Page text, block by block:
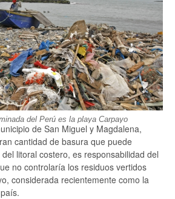
del Perú es la playa Carpayo
de San Miguel y Magdalena,
cantidad de basura que puede
litoral costero, es responsabilidad del
no controlaría los residuos vertidos
considerada recientemente como la